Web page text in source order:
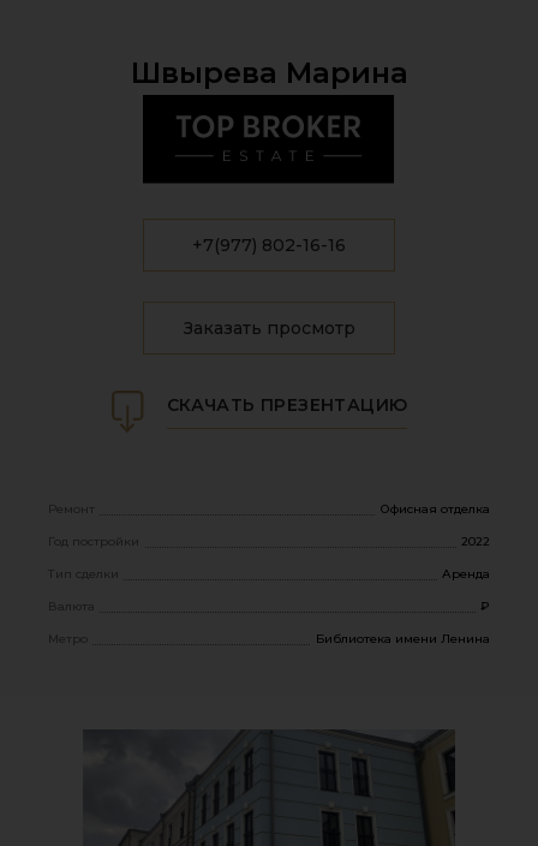
Швырева Марина
+7(977) 802-16-16
Заказать просмотр
СКАЧАТЬ ПРЕЗЕНТАЦИЮ
Ремонт Офисная отделка
Год постройки 2022
Тип сделки Аренда
Валюта ₽
Метро Библиотека имени Ленина